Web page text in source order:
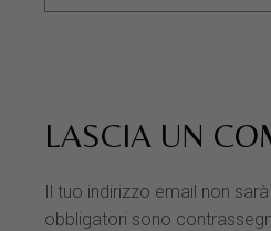
LASCIA UN
Il tuo indirizzo email non
obbligatori sono